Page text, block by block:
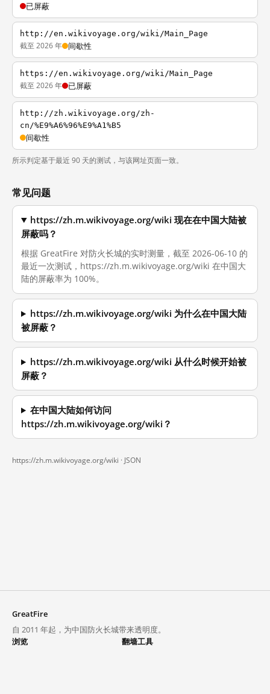
已屏蔽
http://en.wikivoyage.org/wiki/Main_Page
截至 2026 年 间歇性
https://en.wikivoyage.org/wiki/Main_Page
截至 2026 年 已屏蔽
http://zh.wikivoyage.org/zh-
cn/%E9%A6%96%E9%A1%B5
间歇性
所示判定基于最近 90 天的测试，与该网址页面一致。
常见问题
https://zh.m.wikivoyage.org/wiki 现在在中国大陆被
屏蔽吗？
根据 GreatFire 对防火长城的实时测量，截至 2026-06-10 的
最近一次测试，https://zh.m.wikivoyage.org/wiki 在中国大
陆的屏蔽率为 100%。
https://zh.m.wikivoyage.org/wiki 为什么在中国大陆
被屏蔽？
https://zh.m.wikivoyage.org/wiki 从什么时候开始被
屏蔽？
在中国大陆如何访问
https://zh.m.wikivoyage.org/wiki？
https://zh.m.wikivoyage.org/wiki · JSON
GreatFire
自 2011 年起，为中国防火长城带来透明度。
浏览
翻墙工具